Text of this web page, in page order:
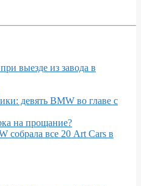
выезде из завода в
девять BMW во главе с
на прощание?
собрала все 20 Art Cars в